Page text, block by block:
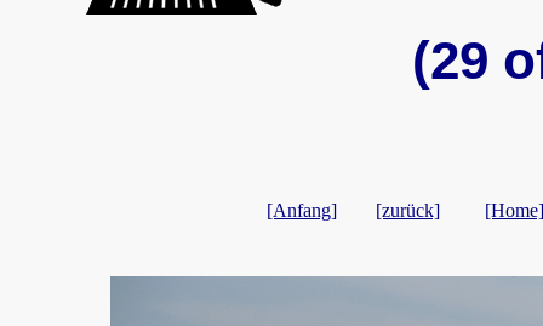
(29
[Anfang] [zurück] [Home]